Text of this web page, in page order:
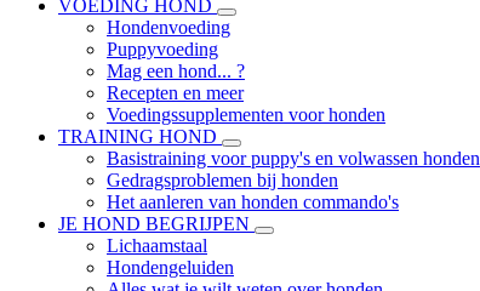
VOEDING HOND
Hondenvoeding
Puppyvoeding
Mag een hond... ?
Recepten en meer
Voedingssupplementen voor honden
TRAINING HOND
Basistraining voor puppy's en volwassen honden
Gedragsproblemen bij honden
Het aanleren van honden commando's
JE HOND BEGRIJPEN
Lichaamstaal
Hondengeluiden